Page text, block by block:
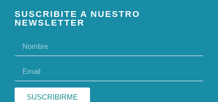
SUSCRIBITE A NUESTRO
NEWSLETTER
SUSCRIBIRME